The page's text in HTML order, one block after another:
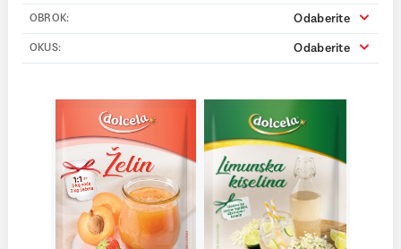
OBROK: Odaberite
OKUS: Odaberite